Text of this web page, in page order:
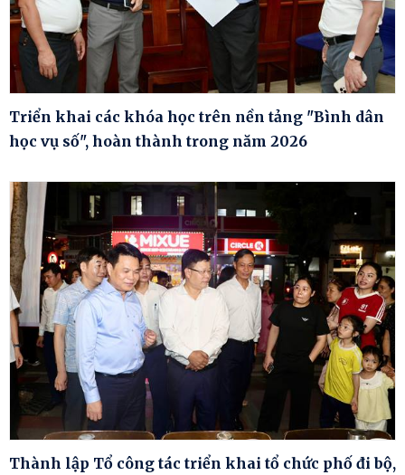
Triển khai các khóa học trên nền tảng "Bình dân
học vụ số", hoàn thành trong năm 2026
Thành lập Tổ công tác triển khai tổ chức phố đi bộ,